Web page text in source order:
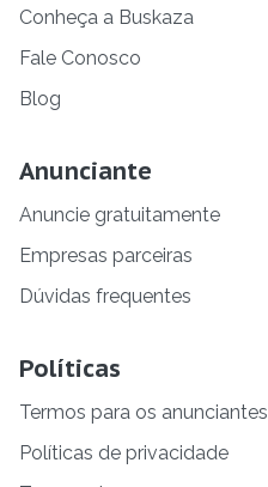
Conheça a Buskaza
Fale Conosco
Blog
Anunciante
Anuncie gratuitamente
Empresas parceiras
Dúvidas frequentes
Políticas
Termos para os anunciantes
Políticas de privacidade